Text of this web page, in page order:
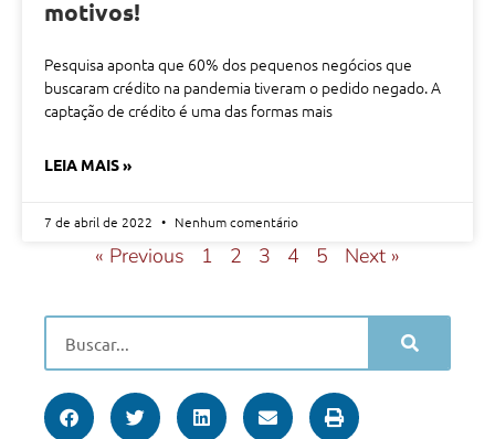
motivos!
Pesquisa aponta que 60% dos pequenos negócios que
buscaram crédito na pandemia tiveram o pedido negado. A
captação de crédito é uma das formas mais
LEIA MAIS »
7 de abril de 2022 Nenhum comentário
« Previous 1 2 3 4 5 Next »